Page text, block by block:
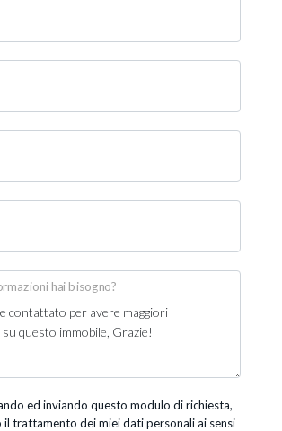
hai bisogno?
ed inviando questo modulo di richiesta,
il trattamento dei miei dati personali ai sensi